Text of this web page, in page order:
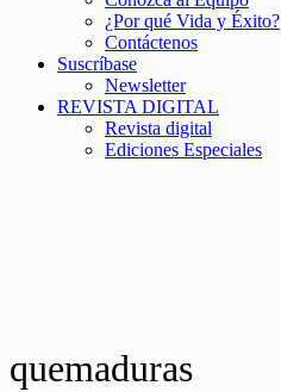
¿Por qué Vida y Éxito?
Contáctenos
Suscríbase
Newsletter
REVISTA DIGITAL
Revista digital
Ediciones Especiales
quemaduras